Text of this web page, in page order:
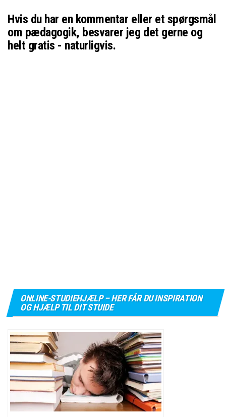
Hvis du har en kommentar eller et spørgsmål
om pædagogik, besvarer jeg det gerne og
helt gratis - naturligvis.
ONLINE-STUDIEHJÆLP – HER FÅR DU INSPIRATION
OG HJÆLP TIL DIT STUIDE